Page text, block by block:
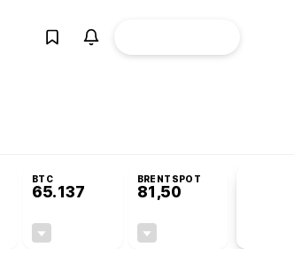
BTC
65.137
BRENTSPOT
81,50